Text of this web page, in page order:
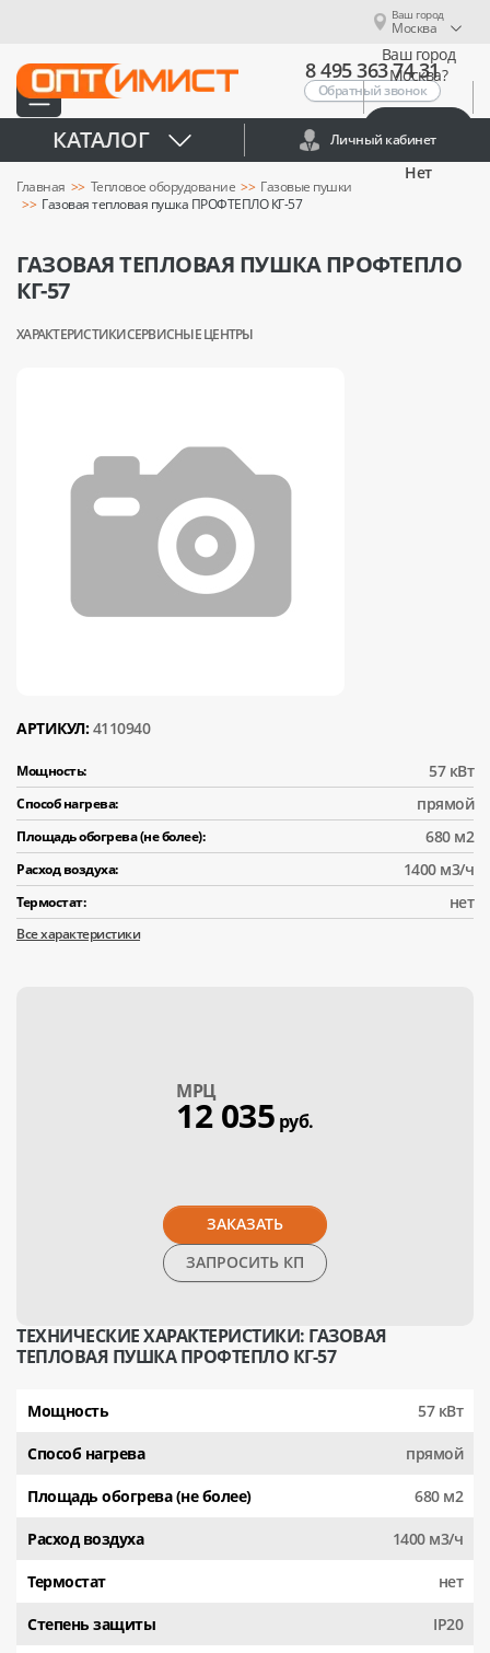
Ваш город
Москва
Ваш город
Москва?
Нет
8 495 363 74 31
Обратный звонок
КАТАЛОГ Личный кабинет
Главная Тепловое оборудование
Газовые пушки
Газовая тепловая пушка ПРОФТЕПЛО КГ-57
ГАЗОВАЯ ТЕПЛОВАЯ ПУШКА ПРОФТЕПЛО
КГ-57
ХАРАКТЕРИСТИКИСЕРВИСНЫЕ ЦЕНТРЫ
АРТИКУЛ: 4110940
Мощность: 57 кВт
Способ нагрева: прямой
Площадь обогрева (не более): 680 м2
Расход воздуха: 1400 м3/ч
Термостат: нет
Все характеристики
МPЦ
12 035 руб.
ЗАКАЗАТЬ
ЗАПРОСИТЬ КП
ТЕХНИЧЕСКИЕ ХАРАКТЕРИСТИКИ: ГАЗОВАЯ
ТЕПЛОВАЯ ПУШКА ПРОФТЕПЛО КГ-57
Мощность 57 кВт
Способ нагрева прямой
Площадь обогрева (не более) 680 м2
Расход воздуха 1400 м3/ч
Термостат нет
Степень защиты IP20